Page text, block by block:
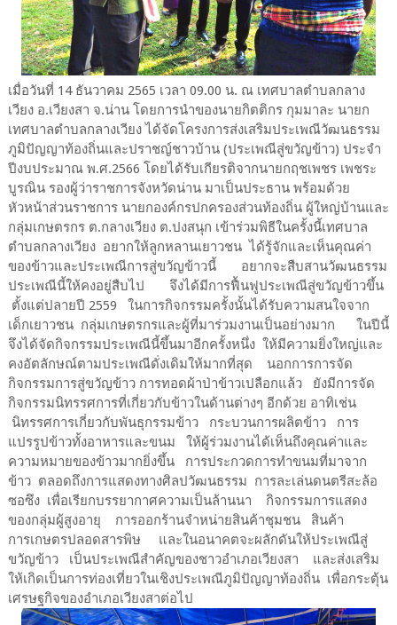
เมื่อวันที่ 14 ธันวาคม 2565 เวลา 09.00 น. ณ เทศบาลตำบลกลาง
เวียง อ.เวียงสา จ.น่าน โดยการนำของนายกิตติกร กุมมาละ นายก
เทศบาลตำบลกลางเวียง ได้จัดโครงการส่งเสริมประเพณีวัฒนธรรม
ภูมิปัญญาท้องถิ่นและปราชญ์ชาวบ้าน (ประเพณีสู่ขวัญข้าว) ประจำ
ปีงบประมาณ พ.ศ.2566 โดยได้รับเกียรติจากนายกฤชเพชร เพชระ
บูรณิน รองผู้ว่าราชการจังหวัดน่าน มาเป็นประธาน พร้อมด้วย
หัวหน้าส่วนราชการ นายกองค์กรปกครองส่วนท้องถิ่น ผู้ใหญ่บ้านและ
กลุ่มเกษตรกร ต.กลางเวียง ต.ปงสนุก เข้าร่วมพิธีในครั้งนี้เทศบาล
ตำบลกลางเวียง อยากให้ลูกหลานเยาวชน ได้รู้จักและเห็นคุณค่า
ของข้าวและประเพณีการสู่ขวัญข้าวนี้ อยากจะสืบสานวัฒนธรรม
ประเพณีนี้ให้คงอยู่สืบไป จึงได้มีการฟื้นฟูประเพณีสู่ขวัญข้าวขึ้น
ตั้งแต่ปลายปี 2559 ในการกิจกรรมครั้งนั้นได้รับความสนใจจาก
เด็กเยาวชน กลุ่มเกษตรกรและผู้ที่มาร่วมงานเป็นอย่างมาก ในปีนี้
จึงได้จัดกิจกรรมประเพณีนี้ขึ้นมาอีกครั้งหนึ่ง ให้มีความยิ่งใหญ่และ
คงอัตลักษณ์ตามประเพณีดั่งเดิมให้มากที่สุด นอกการการจัด
กิจกรรมการสู่ขวัญข้าว การทอดผ้าป่าข้าวเปลือกแล้ว ยังมีการจัด
กิจกรรมนิทรรศการที่เกี่ยวกับข้าวในด้านต่างๆ อีกด้วย อาทิเช่น
นิทรรศการเกี่ยวกับพันธุกรรมข้าว กระบวนการผลิตข้าว การ
แปรรูปข้าวทั้งอาหารและขนม ให้ผู้ร่วมงานได้เห็นถึงคุณค่าและ
ความหมายของข้าวมากยิ่งขึ้น การประกวดการทำขนมที่มาจาก
ข้าว ตลอดถึงการแสดงทางศิลปวัฒนธรรม การละเล่นดนตรีสะล้อ
ซอซึง เพื่อเรียกบรรยากาศความเป็นล้านนา กิจกรรมการแสดง
ของกลุ่มผู้สูงอายุ การออกร้านจำหน่ายสินค้าชุมชน สินค้า
การเกษตรปลอดสารพิษ และในอนาคตจะผลักดันให้ประเพณีสู่
ขวัญข้าว เป็นประเพณีสำคัญของชาวอำเภอเวียงสา และส่งเสริม
ให้เกิดเป็นการท่องเที่ยวในเชิงประเพณีภูมิปัญญาท้องถิ่น เพื่อกระตุ้น
เศรษฐกิจของอำเภอเวียงสาต่อไป